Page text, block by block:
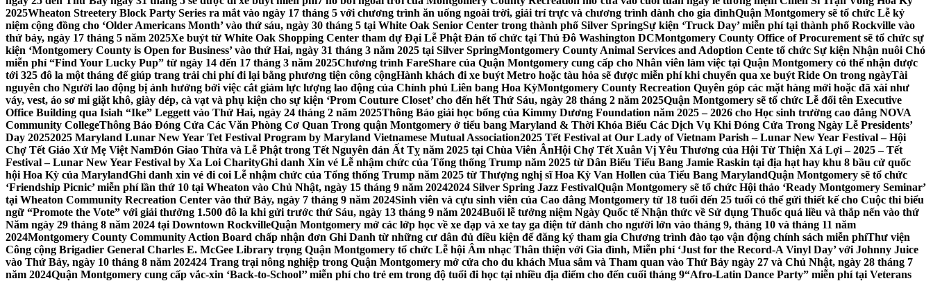
2025Wheaton Streetery Block Party Series ra mắt vào ngày 17 tháng 5 với chương trình ăn uống ngoài trời, giải trí trực và chương trình dành cho gia đìnhQuận Montgomery sẽ tổ chức Lễ kỷ
niệm cộng đồng cho ‘Older Americans Month’ vào thứ sáu, ngày 30 tháng 5 tại White Oak Senior Center trong thành phố Silver SpringSự kiện ‘Truck Day’ miễn phí tại thành phố Rockville vào
thứ bảy, ngày 17 tháng 5 năm 2025Xe buýt từ White Oak Shopping Center tham dự Đại Lễ Phật Đản tổ chức tại Thủ Đô Washington DCMontgomery County Office of Procurement sẽ tổ chức sự
kiện ‘Montgomery County is Open for Business’ vào thứ Hai, ngày 31 tháng 3 năm 2025 tại Silver SpringMontgomery County Animal Services and Adoption Cente tổ chức Sự kiện Nhận nuôi Chó
miễn phí “Find Your Lucky Pup” từ ngày 14 đến 17 tháng 3 năm 2025Chương trình FareShare của Quận Montgomery cung cấp cho Nhân viên làm việc tại Quận Montgomery có thể nhận được
tới 325 đô la một tháng để giúp trang trải chi phí đi lại bằng phương tiện công cộngHành khách đi xe buýt Metro hoặc tàu hỏa sẽ được miễn phí khi chuyển qua xe buýt Ride On trong ngàyTài
nguyên cho Người lao động bị ảnh hưởng bởi việc cắt giảm lực lượng lao động của Chính phủ Liên bang Hoa KỳMontgomery County Recreation Quyên góp các mặt hàng mới hoặc đã xài như
váy, vest, áo sơ mi giặt khô, giày dép, cà vạt và phụ kiện cho sự kiện ‘Prom Couture Closet’ cho đến hết Thứ Sáu, ngày 28 tháng 2 năm 2025Quận Montgomery sẽ tổ chức Lễ đổi tên Executive
Office Building qua Isiah “Ike” Leggett vào Thứ Hai, ngày 24 tháng 2 năm 2025Thông Báo giải học bổng của Kimmy Dương Foundation năm 2025 – 2026 cho Học sinh trường cao đẳng NOVA
Community CollegeThông Báo Đóng Cửa Các Văn Phòng Cơ Quan Trong quận Montgomery ở tiểu bang Maryland & Thời Khóa Biểu Các Dịch Vụ Khi Đóng Cửa Trong Ngày Lễ Presidents’
Day 20252025 Maryland Lunar New Year Tet Festival Program by Maryland Vietnamese Mutual Association2025 Tết Festival at Our Lady of Vietnam Parish – Lunar New Year Festival – Hội
Chợ Tết Giáo Xứ Mẹ Việt NamĐón Giao Thừa và Lễ Phật trong Tết Nguyên đán Ất Tỵ năm 2025 tại Chùa Viên ÂnHội Chợ Tết Xuân Vị Yêu Thương của Hội Từ Thiện Xá Lợi – 2025 – Tết
Festival – Lunar New Year Festival by Xa Loi CharityGhi danh Xin vé Lễ nhậm chức của Tổng thống Trump năm 2025 từ Dân Biểu Tiểu Bang Jamie Raskin tại địa hạt hay khu 8 bầu cử quốc
hội Hoa Kỳ của MarylandGhi danh xin vé đi coi Lễ nhậm chức của Tổng thống Trump năm 2025 từ Thượng nghị sĩ Hoa Kỳ Van Hollen của Tiểu Bang MarylandQuận Montgomery sẽ tổ chức
‘Friendship Picnic’ miễn phí lần thứ 10 tại Wheaton vào Chủ Nhật, ngày 15 tháng 9 năm 20242024 Silver Spring Jazz FestivalQuận Montgomery sẽ tổ chức Hội thảo ‘Ready Montgomery Seminar’
tại Wheaton Community Recreation Center vào thứ Bảy, ngày 7 tháng 9 năm 2024Sinh viên và cựu sinh viên của Cao đẳng Montgomery từ 18 tuổi đến 25 tuổi có thể gửi thiết kế cho Cuộc thi biểu
ngữ “Promote the Vote” với giải thưởng 1.500 đô la khi gửi trước thứ Sáu, ngày 13 tháng 9 năm 2024Buổi lễ tưởng niệm Ngày Quốc tế Nhận thức về Sử dụng Thuốc quá liều và thắp nến vào thứ
Năm ngày 29 tháng 8 năm 2024 tại Downtown RockvilleQuận Montgomery mở các lớp học về xe đạp và xe tay ga điện tử dành cho người lớn vào tháng 9, tháng 10 và tháng 11 năm
2024Montgomery County Community Action Board chấp nhận đơn Ghi Danh từ những cư dân đủ điều kiện để đăng ký tham gia Chương trình đào tạo vận động chính sách miễn phíThư viện
Công cộng Brigadier General Charles E. McGee Library trọng Quận Montgomery tổ chức Lễ hội Âm nhạc Thân thiện với Gia đình, Miễn phí ‘Just for the Record-A Vinyl Day’ với Johnny Juice
vào Thứ Bảy, ngày 10 tháng 8 năm 202424 Trang trại nông nghiệp trong Quận Montgomery mở cửa cho du khách Mua sắm và Tham quan vào Thứ Bảy ngày 27 và Chủ Nhật, ngày 28 tháng 7
năm 2024Quận Montgomery cung cấp vắc-xin ‘Back-to-School’’ miễn phí cho trẻ em trong độ tuổi đi học tại nhiều địa điểm cho đến cuối tháng 9“Afro-Latin Dance Party” miễn phí tại Veterans